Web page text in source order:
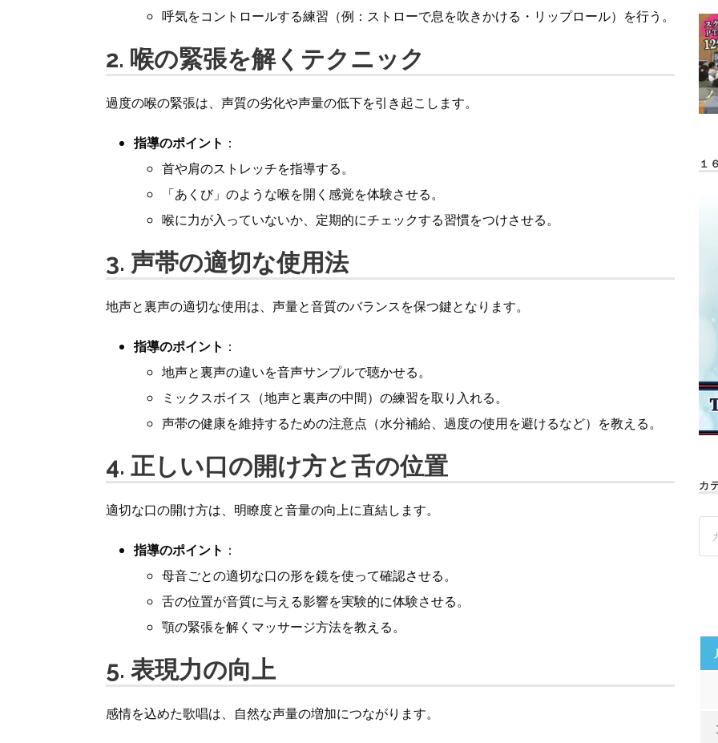
呼気をコントロールする練習（例：ストローで息を吹きかける・リップロール）を行う。
2. 喉の緊張を解くテクニック
過度の喉の緊張は、声質の劣化や声量の低下を引き起こします。
指導のポイント ：
首や肩のストレッチを指導する。
「あくび」のような喉を開く感覚を体験させる。
喉に力が入っていないか、定期的にチェックする習慣をつけさせる。
3. 声帯の適切な使用法
地声と裏声の適切な使用は、声量と音質のバランスを保つ鍵となります。
指導のポイント ：
地声と裏声の違いを音声サンプルで聴かせる。
ミックスボイス（地声と裏声の中間）の練習を取り入れる。
声帯の健康を維持するための注意点（水分補給、過度の使用を避けるなど）を教える。
4. 正しい口の開け方と舌の位置
適切な口の開け方は、明瞭度と音量の向上に直結します。
指導のポイント ：
母音ごとの適切な口の形を鏡を使って確認させる。
舌の位置が音質に与える影響を実験的に体験させる。
顎の緊張を解くマッサージ方法を教える。
5. 表現力の向上
感情を込めた歌唱は、自然な声量の増加につながります。
１
カ